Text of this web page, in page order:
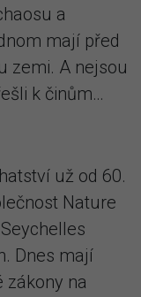
a
mají před
zemi. A nejsou
k činům…
už od 60.
Nature
Dnes mají
zákony na